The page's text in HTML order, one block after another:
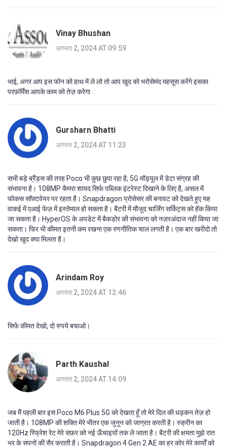
Vinay Bhushan
अगस्त 2, 2024 AT 09:59
भाई, अगर आप इस फोन को हाथ में ले लो तो आप खुद को भरोसेमंद महसूस करेंगे इसका
परफ़ॉर्मेंस आपके काम को तेज़ करेगा
Gursharn Bhatti
अगस्त 2, 2024 AT 11:23
सभी बड़े ब्रैंड्स की तरह Poco भी कुछ छुपा रहा है; 5G मॉड्यूल में डेटा संग्रह की
संभावना है। 108MP कैमरा शायद सिर्फ पब्लिक इंटरेस्ट दिखाने के लिए है, असल में
फोकस सॉफ़्टवेयर पर रहता है। Snapdragon प्रोसेसर की बनावट को देखते हुए यह
वाकई में एआई फेज़ में इस्तेमाल हो सकता है। बैटरी में मौजूद चार्जिंग सर्किट्स को हॅक किया
जा सकता है। HyperOS के अपडेट में बैकडोर की संभावना को नज़रअंदाज नहीं किया जा
सकता। फिर भी कीमत इतनी कम रखना एक रणनीतिक चाल लगती है। एक बार खरीदो तो
देखो खुद क्या मिलता है।
Arindam Roy
अगस्त 2, 2024 AT 12:46
सिर्फ कीमत देखो, दो रुपये बचाओ।
Parth Kaushal
अगस्त 2, 2024 AT 14:09
जब मैं पहली बार इस Poco M6 Plus 5G को देखता हूँ तो मेरे दिल की धड़कन तेज़ हो
जाती है। 108MP की शक्ति मेरे भीतर एक जुनून को जाग्रत करती है। स्क्रीन का
120Hz रिफ्रेश रेट मेरे सफ़र को नई ऊँचाइयों तक ले जाता है। बैटरी की क्षमता मुझे रात
भर के सपनों की सैर कराती है। Snapdragon 4 Gen 2 AE का हर कोर मेरे कार्यों को